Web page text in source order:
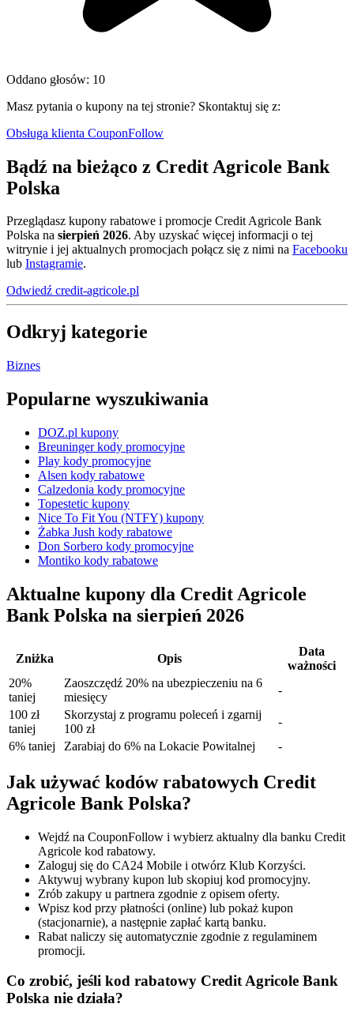
Oddano głosów: 10
Masz pytania o kupony na tej stronie? Skontaktuj się z:
Obsługa klienta CouponFollow
Bądź na bieżąco z Credit Agricole Bank
Polska
Przeglądasz kupony rabatowe i promocje Credit Agricole Bank
Polska na sierpień 2026. Aby uzyskać więcej informacji o tej
witrynie i jej aktualnych promocjach połącz się z nimi na Facebooku
lub Instagramie.
Odwiedź credit-agricole.pl
Odkryj kategorie
Biznes
Popularne wyszukiwania
DOZ.pl kupony
Breuninger kody promocyjne
Play kody promocyjne
Alsen kody rabatowe
Calzedonia kody promocyjne
Topestetic kupony
Nice To Fit You (NTFY) kupony
Żabka Jush kody rabatowe
Don Sorbero kody promocyjne
Montiko kody rabatowe
Aktualne kupony dla Credit Agricole
Bank Polska na sierpień 2026
Zniżka Opis
Data
ważności
20%
taniej
Zaoszczędź 20% na ubezpieczeniu na 6
miesięcy
-
100 zł
taniej
Skorzystaj z programu poleceń i zgarnij
100 zł
-
6% taniej
Zarabiaj do 6% na Lokacie Powitalnej -
Jak używać kodów rabatowych Credit
Agricole Bank Polska?
Wejdź na CouponFollow i wybierz aktualny dla banku Credit
Agricole kod rabatowy.
Zaloguj się do CA24 Mobile i otwórz Klub Korzyści.
Aktywuj wybrany kupon lub skopiuj kod promocyjny.
Zrób zakupy u partnera zgodnie z opisem oferty.
Wpisz kod przy płatności (online) lub pokaż kupon
(stacjonarnie), a następnie zapłać kartą banku.
Rabat naliczy się automatycznie zgodnie z regulaminem
promocji.
Co zrobić, jeśli kod rabatowy Credit Agricole Bank
Polska nie działa?